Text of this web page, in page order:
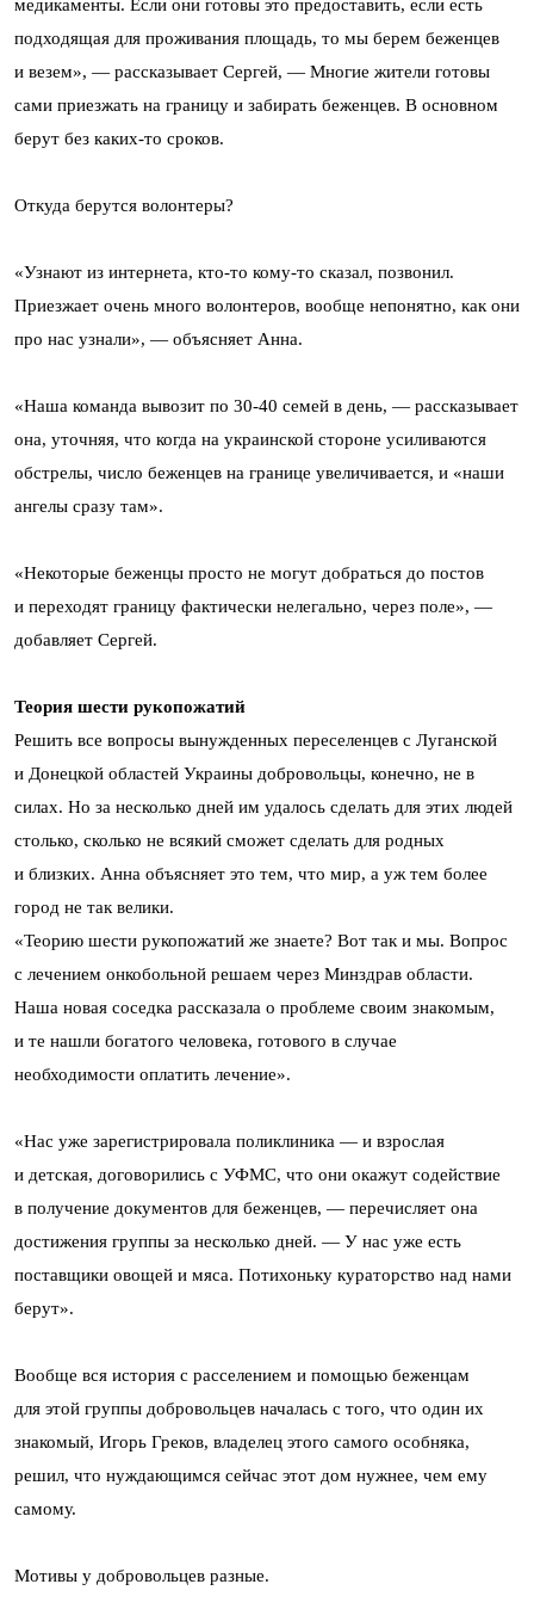
медикаменты. Если они готовы это предоставить, если есть
подходящая для проживания площадь, то мы берем беженцев
и везем», — рассказывает Сергей, — Многие жители готовы
сами приезжать на границу и забирать беженцев. В основном
берут без каких-то сроков.
Откуда берутся волонтеры?
«Узнают из интернета, кто-то кому-то сказал, позвонил.
Приезжает очень много волонтеров, вообще непонятно, как они
про нас узнали», — объясняет Анна.
«Наша команда вывозит по 30-40 семей в день, — рассказывает
она, уточняя, что когда на украинской стороне усиливаются
обстрелы, число беженцев на границе увеличивается, и «наши
ангелы сразу там».
«Некоторые беженцы просто не могут добраться до постов
и переходят границу фактически нелегально, через поле», —
добавляет Сергей.
Теория шести рукопожатий
Решить все вопросы вынужденных переселенцев с Луганской
и Донецкой областей Украины добровольцы, конечно, не в
силах. Но за несколько дней им удалось сделать для этих людей
столько, сколько не всякий сможет сделать для родных
и близких. Анна объясняет это тем, что мир, а уж тем более
город не так велики.
«Теорию шести рукопожатий же знаете? Вот так и мы. Вопрос
с лечением онкобольной решаем через Минздрав области.
Наша новая соседка рассказала о проблеме своим знакомым,
и те нашли богатого человека, готового в случае
необходимости оплатить лечение».
«Нас уже зарегистрировала поликлиника — и взрослая
и детская, договорились с УФМС, что они окажут содействие
в получение документов для беженцев, — перечисляет она
достижения группы за несколько дней. — У нас уже есть
поставщики овощей и мяса. Потихоньку кураторство над нами
берут».
Вообще вся история с расселением и помощью беженцам
для этой группы добровольцев началась с того, что один их
знакомый, Игорь Греков, владелец этого самого особняка,
решил, что нуждающимся сейчас этот дом нужнее, чем ему
самому.
Мотивы у добровольцев разные.